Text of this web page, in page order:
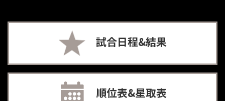
試合日程&結果
順位表&星取表